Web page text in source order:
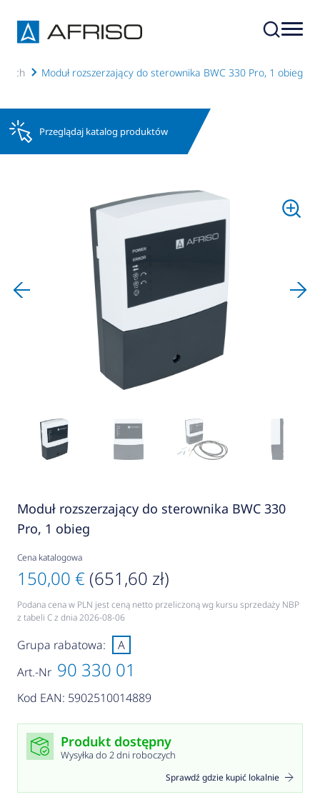
Moduł rozszerzający do sterownika BWC 330 Pro, 1 obieg
Przeglądaj katalog produktów
Moduł rozszerzający do sterownika BWC 330
Pro, 1 obieg
Cena katalogowa
150,00 € (651,60 zł)
Podana cena w PLN jest ceną netto przeliczoną wg kursu sprzedaży NBP
z tabeli C z dnia 2026-08-06
Art.-Nr 90 330 01
Kod EAN: 5902510014889
Grupa rabatowa: A
Produkt dostępny
Wysyłka do 2 dni roboczych
Sprawdź gdzie kupić lokalnie